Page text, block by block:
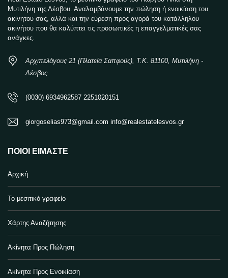
Μυτιλήνη της Λέσβου. Αναλαμβάνουμε την πώληση ή ενοικίαση του
ακίνητου σας, αλλά και την εύρεση προς αγορά του κατάλληλου
ακινήτου που θα καλύπτει τις προσωπικές η επαγγελματικές σας
ανάγκες.
Αρχιπελάγους 21 (Πλατεία Σαπφούς), Τ.Κ. 81100, Μυτιλήνη -
Λέσβος
(0030) 6934962587 2251020151
giorgoselias973@gmail.com info@realestatelesvos.gr
ΠΟΙΟΙ ΕΊΜΑΣΤΕ
Αρχική
Το μεσιτικό γραφείο
Χάρτης Αναζήτησης
Ακίνητα Προς Πώληση
Ακίνητα Προς Ενοικίαση